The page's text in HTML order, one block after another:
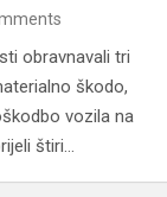
obravnavali tri
škodo,
vozila na
štiri…